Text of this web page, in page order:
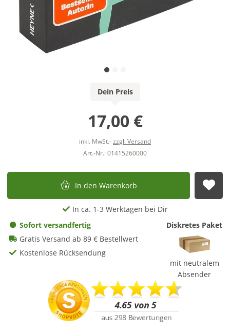
Dein Preis
17,00 €
inkl. MwSt.-zzgl. Versand
Art.-Nr.: 01415260000
In den Warenkorb
In ca. 1-3 Werktagen bei Dir
Sofort versandfertig
Gratis Versand ab 89 € Bestellwert
Kostenlose Rücksendung
Diskretes Paket
mit neutralem
Absender